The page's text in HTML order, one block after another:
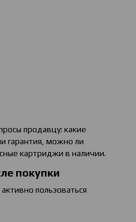
продавцу: какие
гарантия, можно ли
картриджи в наличии.
покупки
пользоваться